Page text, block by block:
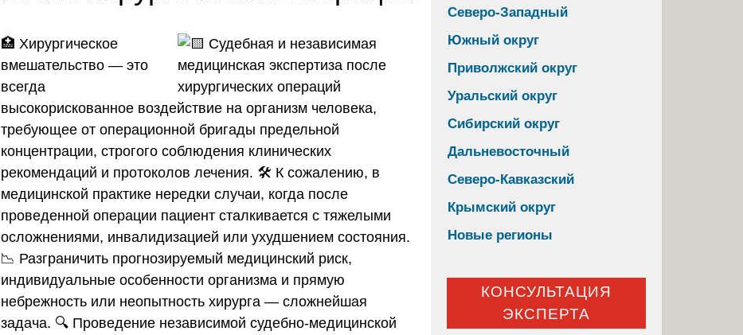
🏥 Хирургическое
вмешательство — это
всегда
высокорискованное воздействие на организм человека,
требующее от операционной бригады предельной
концентрации, строгого соблюдения клинических
рекомендаций и протоколов лечения. 🛠️ К сожалению, в
медицинской практике нередки случаи, когда после
проведенной операции пациент сталкивается с тяжелыми
осложнениями, инвалидизацией или ухудшением состояния.
📉 Разграничить прогнозируемый медицинский риск,
индивидуальные особенности организма и прямую
небрежность или неопытность хирурга — сложнейшая
задача. 🔍 Проведение независимой судебно-медицинской
Северо-Западный
Южный округ
Приволжский округ
Уральский округ
Сибирский округ
Дальневосточный
Северо-Кавказский
Крымский округ
Новые регионы
КОНСУЛЬТАЦИЯ
ЭКСПЕРТА